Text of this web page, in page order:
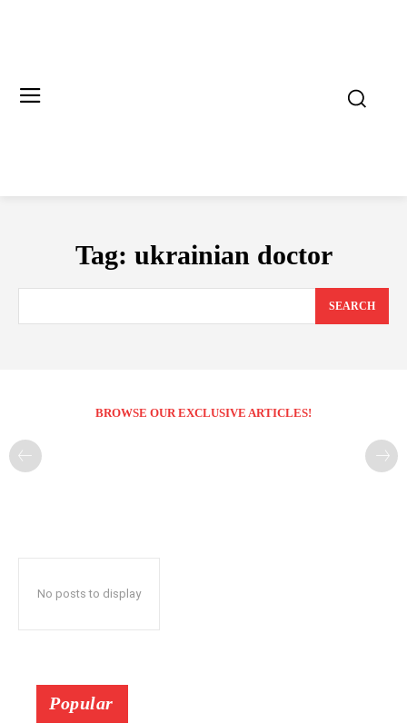
Tag: ukrainian doctor
SEARCH
BROWSE OUR EXCLUSIVE ARTICLES!
No posts to display
Popular